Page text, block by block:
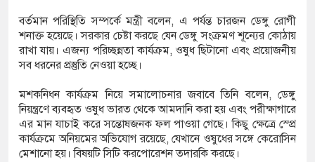
বর্তমান পরিস্থিতি সম্পর্কে মন্ত্রী বলেন, এ পর্যন্ত চারজন ডেঙ্গু রোগী
শনাক্ত হয়েছে। সরকার চেষ্টা করছে যেন ডেঙ্গু সংক্রমণ শূন্যের কোঠায়
রাখা যায়। এজন্য পরিচ্ছন্নতা কার্যক্রম, ওষুধ ছিটানো এবং প্রয়োজনীয়
সব ধরনের প্রস্তুতি নেওয়া হচ্ছে।
মশকনিধন কার্যক্রম নিয়ে সমালোচনার জবাবে তিনি বলেন, ডেঙ্গু
নিয়ন্ত্রণে ব্যবহৃত ওষুধ ভারত থেকে আমদানি করা হয় এবং পরীক্ষাগারে
এর মান যাচাই করে সন্তোষজনক ফল পাওয়া গেছে। কিছু ক্ষেত্রে স্প্রে
কার্যক্রমে অনিয়মের অভিযোগ রয়েছে, যেখানে ওষুধের সঙ্গে কেরোসিন
মেশানো হয়। বিষয়টি সিটি করপোরেশন তদারকি করছে।